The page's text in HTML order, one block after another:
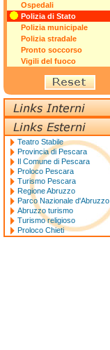
Ospedali
Polizia di Stato
Polizia municipale
Polizia stradale
Pronto soccorso
Vigili del fuoco
Teatro Stabile
Provincia di Pescara
Il Comune di Pescara
Proloco Pescara
Turismo Pescara
Regione Abruzzo
Parco Nazionale d'Abruzzo
Abruzzo turismo
Turismo religioso
Proloco Chieti